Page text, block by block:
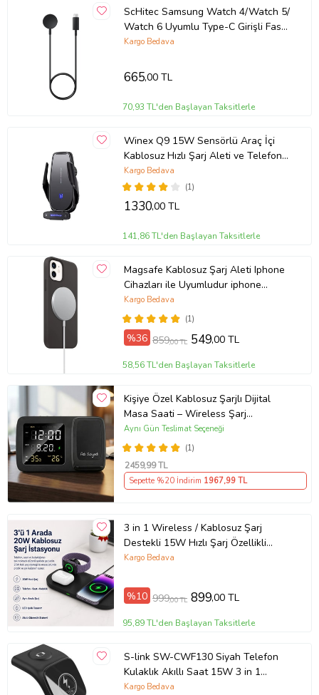
ScHitec Samsung Watch 4/Watch 5/
Watch 6 Uyumlu Type-C Girişli Fast
Wireless Charge Hızlı Kablosuz Akıllı
Kargo Bedava
665,00 TL
70,93 TL'den Başlayan Taksitlerle
Winex Q9 15W Sensörlü Araç İçi
Kablosuz Hızlı Şarj Aleti ve Telefon
Tutucu
(1)
Kargo Bedava
1330,00 TL
141,86 TL'den Başlayan Taksitlerle
Magsafe Kablosuz Şarj Aleti Iphone
Cihazları ile Uyumludur iphone
11,12,13,14,15,16,16 pro max
(Beyaz)
(1)
Kargo Bedava
%36 859,00 TL 549,00 TL
58,56 TL'den Başlayan Taksitlerle
Kişiye Özel Kablosuz Şarjlı Dijital
Masa Saati – Wireless Şarj
İstasyonu, Tarih/Sıcaklık/Nem
Göstergeli
(1)
Aynı Gün Teslimat Seçeneği
2459,99 TL
Sepette %20 İndirim 1967,99 TL
3 in 1 Wireless / Kablosuz Şarj
Destekli 15W Hızlı Şarj Özellikli
Apple Watch, Airpods, ve Telefon
Kargo Bedava
%10 999,00 TL 899,00 TL
95,89 TL'den Başlayan Taksitlerle
S-link SW-CWF130 Siyah Telefon
Kulaklık Akıllı Saat 15W 3 in 1
Magsafe Led Logo Kablosuz Şarj
Kargo Bedava